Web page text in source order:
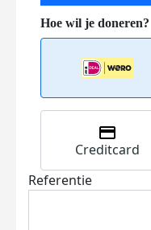
Creditcard
Referentie